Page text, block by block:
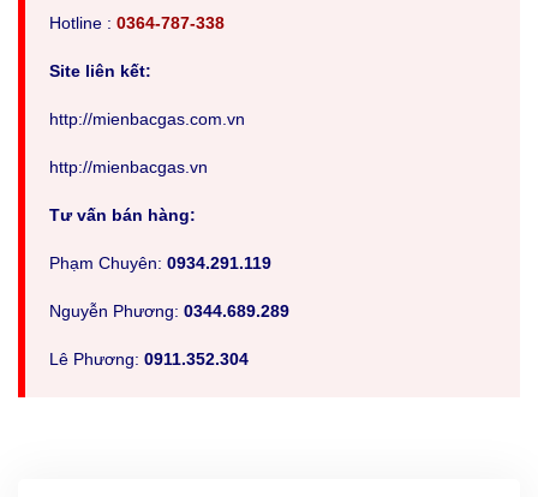
Hotline : 0364-787-338
Site liên kết:
http://mienbacgas.com.vn
http://mienbacgas.vn
Tư vấn bán hàng:
Phạm Chuyên: 0934.291.119
Nguyễn Phương: 0344.689.289
Lê Phương: 0911.352.304